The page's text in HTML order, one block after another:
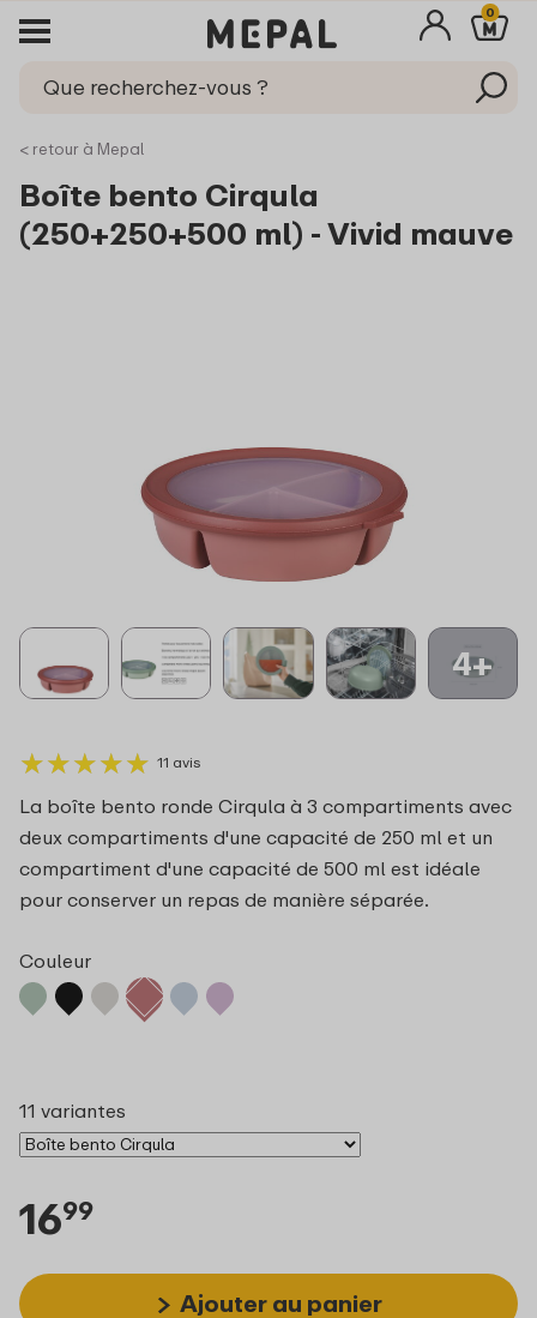
0
< retour à Mepal
Boîte bento Cirqula
(250+250+500 ml) - Vivid mauve
4+
★★★★★
★★★★★ 11 avis
La boîte bento ronde Cirqula à 3 compartiments avec
deux compartiments d'une capacité de 250 ml et un
compartiment d'une capacité de 500 ml est idéale
pour conserver un repas de manière séparée.
Couleur
11 variantes
1699
Ajouter au panier